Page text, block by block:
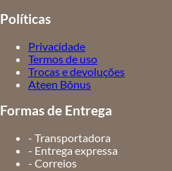
Políticas
Privacidade
Termos de uso
Trocas e devoluções
Ateen Bônus
Formas de Entrega
- Transportadora
- Entrega expressa
- Correios